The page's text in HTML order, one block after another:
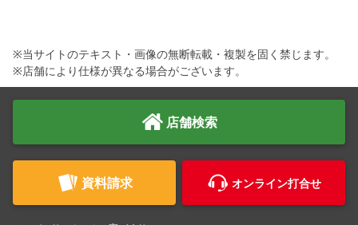
※当サイトのテキスト・画像の無断転載・複製を固く禁じます。
※店舗により仕様が異なる場合がございます。
店舗検索
資料請求 オンライン打合せ